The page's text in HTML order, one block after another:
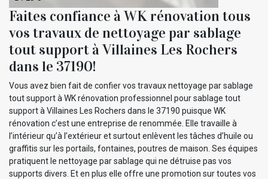
Faites confiance à WK rénovation tous
vos travaux de nettoyage par sablage
tout support à Villaines Les Rochers
dans le 37190!
Vous avez bien fait de confier vos travaux nettoyage par sablage
tout support à WK rénovation professionnel pour sablage tout
support à Villaines Les Rochers dans le 37190 puisque WK
rénovation c’est une entreprise de renommée. Elle travaille à
l’intérieur qu’à l’extérieur et surtout enlèvent les tâches d’huile ou
graffitis sur les portails, fontaines, poutres de maison. Ses équipes
pratiquent le nettoyage par sablage qui ne détruise pas vos
supports divers. Et en plus elle offre une promotion sur toutes vos